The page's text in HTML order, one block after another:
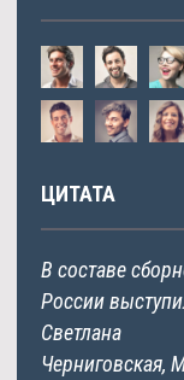
ЦИТАТА
В составе
России
Светлана
Черниговская,